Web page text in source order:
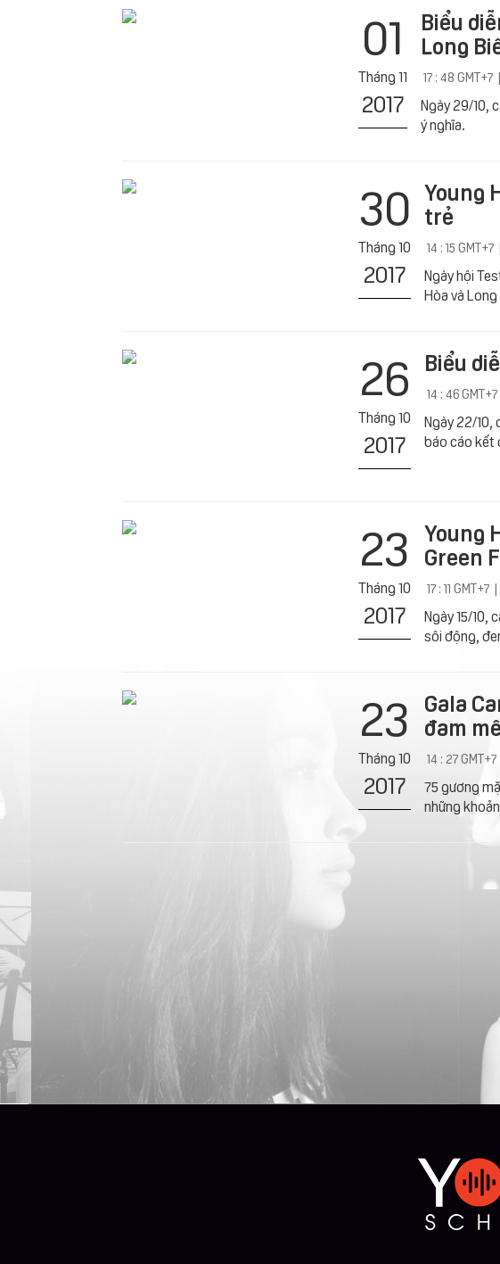
01
Tháng 11
2017
Biểu
Long
17 : 48
Ngày 29/10,
ý nghĩa.
30
Tháng 10
2017
Young
trẻ
14 : 15
Ngày hội
Hòa và
26
Tháng 10
2017
Biểu
14 : 46
Ngày 22/10,
báo cáo kết
23
Tháng 10
2017
Young
Green
17 : 11
Ngày 15/10,
sôi động,
23
Tháng 10
2017
Gala
đam mê
14 : 27
75 gương
những